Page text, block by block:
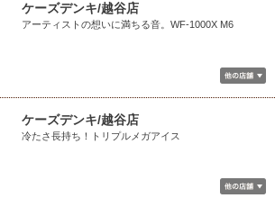
ケーズデンキ/越谷店
アーティストの想いに満ちる音。WF-1000X M6
ケーズデンキ/越谷店
冷たさ長持ち！トリプルメガアイス